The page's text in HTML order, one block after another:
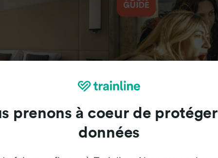
Attractions
prenons à coeur de
données